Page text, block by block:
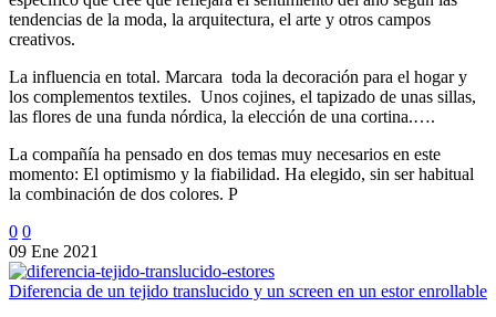
tendencias de la moda, la arquitectura, el arte y otros campos
creativos.
La influencia en total. Marcara toda la decoración para el hogar y
los complementos textiles. Unos cojines, el tapizado de unas sillas,
las flores de una funda nórdica, la elección de una cortina.….
La compañía ha pensado en dos temas muy necesarios en este
momento: El optimismo y la fiabilidad. Ha elegido, sin ser habitual
la combinación de dos colores. P
0 0
09 Ene 2021
Diferencia de un tejido translucido y un screen en un estor enrollable